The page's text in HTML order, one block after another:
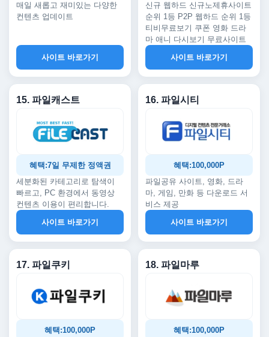
매일 새롭고 재미있는 다양한
컨텐츠 업데이트
사이트 바로가기
신규 웹하드 신규노제휴사이트
순위 1등 P2P 웹하드 순위 1등
티비무료보기 쿠폰 영화 드라
마 애니 다시보기 무료사이트
사이트 바로가기
15. 파일캐스트
혜택:7일 무제한 정액권
세분화된 카테고리로 탐색이
빠르고, PC 환경에서 동영상
컨텐츠 이용이 편리합니다.
사이트 바로가기
16. 파일시티
혜택:100,000P
파일공유 사이트, 영화, 드라
마, 게임, 만화 등 다운로드 서
비스 제공
사이트 바로가기
17. 파일쿠키
혜택:100,000P
18. 파일마루
혜택:100,000P